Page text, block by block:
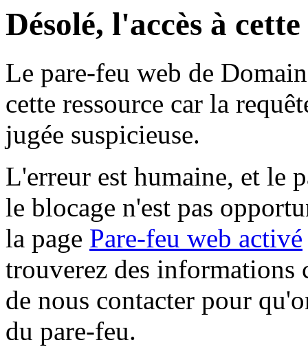
Désolé, l'accès à
Le pare-feu web de
cette ressource car la
jugée suspicieuse.
L'erreur est humaine, et le
le blocage n'est pas
la page Pare-feu web activé
trouverez des informations
de nous contacter pour
du pare-feu.